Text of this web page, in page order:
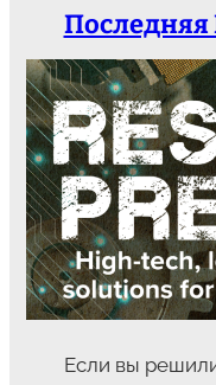
Последняя
Если вы